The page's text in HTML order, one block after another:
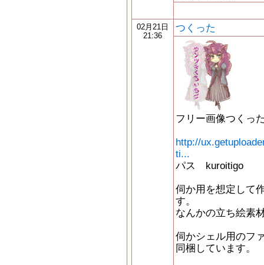
02月21日
21:36
つくった
フリー画像つくっ
http://
ti...
パス kuroitigo
伺か用を想定して
す。
なんかの立ち絵素
伺かシェル用のフ
同梱しています。